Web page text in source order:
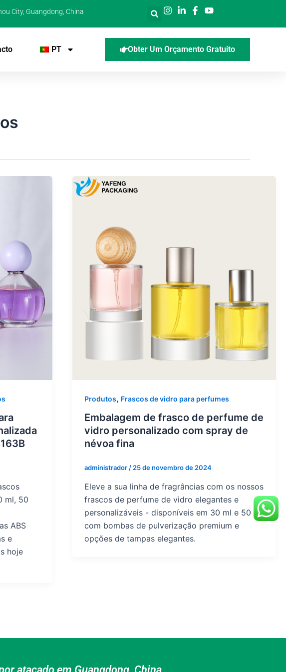
City, Guangdong, China
PT Obter Um Orçamento Gratuito
ml, 50
ABS
e
hoje
Produtos, Frascos de vidro para perfumes
Embalagem de frasco de perfume de
vidro personalizado com spray de
névoa fina
administrador/25 de novembro de 2024
Eleve a sua linha de fragrâncias com os nossos
frascos de perfume de vidro elegantes e
personalizáveis - disponíveis em 30 ml e 50 ml
com bombas de pulverização premium e
opções de tampas elegantes.